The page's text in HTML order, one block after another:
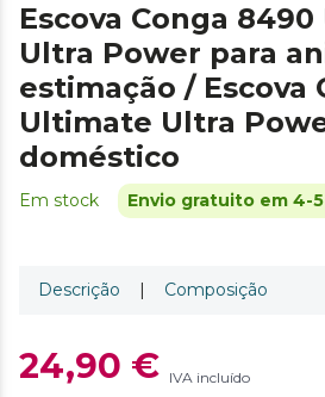
Escova Conga
Ultra Power para
estimação / Escova
Ultimate Ultra
doméstico
Em stock Envio gratuito em 4-
Descrição | Composição
24,90 € IVA incluído